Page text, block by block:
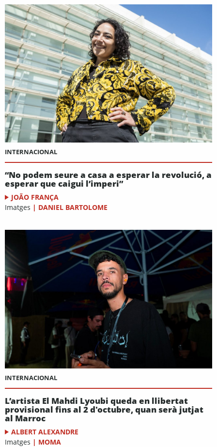
INTERNACIONAL
“No podem seure a casa a esperar la revolució, a
esperar que caigui l’imperi”
JOÃO FRANÇA
Imatges | DANIEL BARTOLOME
INTERNACIONAL
L’artista El Mahdi Lyoubi queda en llibertat
provisional fins al 2 d'octubre, quan serà jutjat
al Marroc
ALBERT ALEXANDRE
Imatges | MOMA